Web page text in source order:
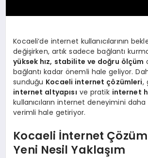
Kocaeli’de internet kullanıcılarının
değişirken, artık sadece bağlantı
yüksek hız, stabilite ve doğru ölçüm
bağlantı kadar önemli hale geliyor.
sunduğu Kocaeli internet çözümleri,
internet altyapısı ve pratik internet
kullanıcıların internet deneyimini
verimli hale getiriyor.
Kocaeli İnternet
Yeni Nesil Yaklaşım